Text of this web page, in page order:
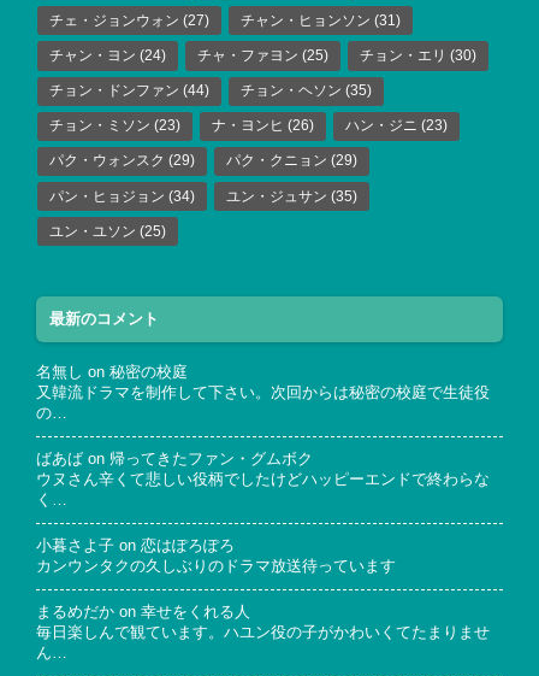
チェ・ジョンウォン (27) チャン・ヒョンソン (31)
チャン・ヨン (24) チャ・ファヨン (25) チョン・エリ (30)
チョン・ドンファン (44) チョン・ヘソン (35)
チョン・ミソン (23) ナ・ヨンヒ (26) ハン・ジニ (23)
パク・ウォンスク (29) パク・クニョン (29)
パン・ヒョジョン (34) ユン・ジュサン (35)
ユン・ユソン (25)
最新のコメント
名無し on 秘密の校庭
又韓流ドラマを制作して下さい。次回からは秘密の校庭で生徒役
の…
ばあば on 帰ってきたファン・グムボク
ウヌさん辛くて悲しい役柄でしたけどハッピーエンドで終わらな
く…
小暮さよ子 on 恋はぽろぽろ
カンウンタクの久しぶりのドラマ放送待っています
まるめだか on 幸せをくれる人
毎日楽しんで観ています。ハユン役の子がかわいくてたまりませ
ん…